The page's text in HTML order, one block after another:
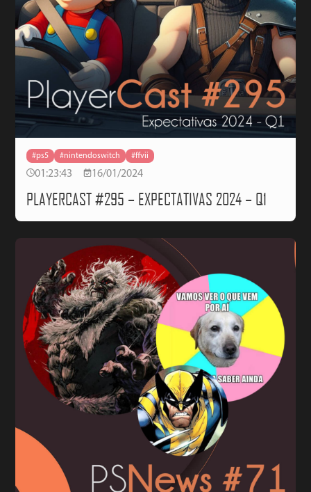
#ps5 #nintendoswitch #ffvii
01:23:43 16/01/2024
PLAYERCAST #295 – EXPECTATIVAS 2024 – Q1